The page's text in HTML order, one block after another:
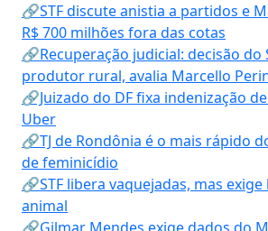
🔗STF discute anistia a partidos e
R$ 700 milhões fora das cotas
🔗Recuperação judicial: decisão do
produtor rural, avalia Marcello
🔗Juizado do DF fixa indenização
Uber
🔗TJ de Rondônia é o mais rápido
de feminicídio
🔗STF libera vaquejadas, mas
animal